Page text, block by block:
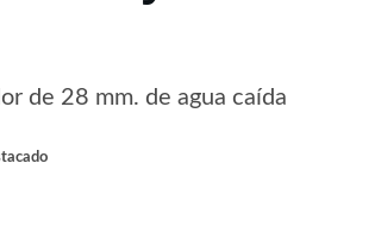
de 28 mm. de agua caída